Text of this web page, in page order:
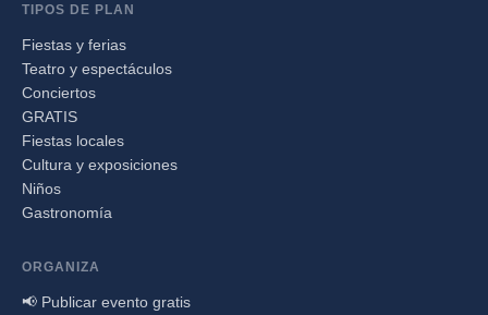
TIPOS DE PLAN
Fiestas y ferias
Teatro y espectáculos
Conciertos
GRATIS
Fiestas locales
Cultura y exposiciones
Niños
Gastronomía
ORGANIZA
📢 Publicar evento gratis